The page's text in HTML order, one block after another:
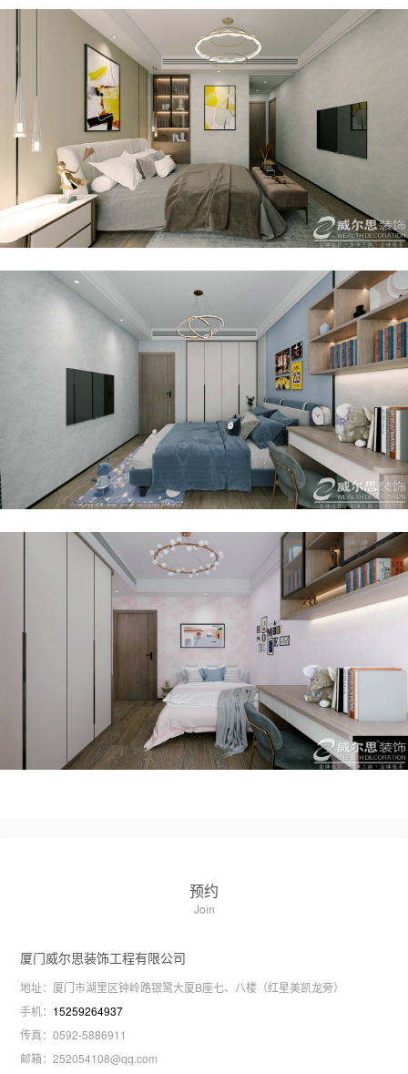
预约
Join
厦门威尔思装饰工程有限公司
地址： 厦门市湖里区钟岭路银鹭大厦B座七、八楼（红星美凯龙旁）
手机： 15259264937
传真：0592-5886911
邮箱：252054108@qq.com